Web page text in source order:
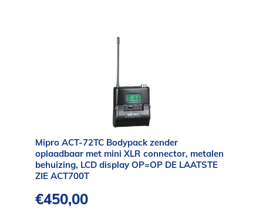
Mipro ACT-72TC Bodypack zender
oplaadbaar met mini XLR connector, metalen
behuizing, LCD display OP=OP DE LAATSTE
ZIE ACT700T
€450,00